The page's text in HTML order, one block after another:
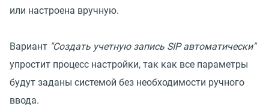
или настроена вручную.
Вариант "Создать учетную запись SIP автоматически"
упростит процесс настройки, так как все параметры
будут заданы системой без необходимости ручного
ввода.